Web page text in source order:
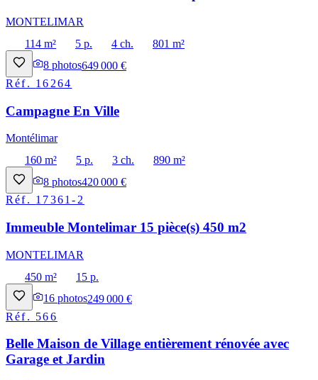
MONTELIMAR
114 m²
5 p. 4 ch.
801 m²
8 photos649 000 €
Réf. 16264
Campagne En Ville
Montélimar
160 m²
5 p. 3 ch.
890 m²
8 photos420 000 €
Réf. 17361-2
Immeuble Montelimar 15 pièce(s) 450 m2
MONTELIMAR
450 m²
15 p.
16 photos249 000 €
Réf. 566
Belle Maison de Village entièrement rénovée avec
Garage et Jardin